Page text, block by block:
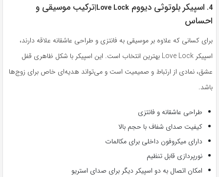
4. اسپیکر بلوتوثی دیووم Love Lock
|ترکیب موسیقی و
احساس
برای کسانی که علاوه بر موسیقی به فانتزی و طراحی عاشقانه علاقه دارند،
اسپیکر Love Lock بهترین انتخاب است. این اسپیکر با شکل ظاهری قفل
عشق، نمادی از ارتباط و صمیمیت است و می‌تواند هدیه‌ای خاص برای زوج‌ها
باشد.
طراحی عاشقانه و فانتزی
کیفیت صدای شفاف با حجم بالا
دارای میکروفون داخلی برای مکالمات
نورپردازی قابل تنظیم
امکان اتصال به دو اسپیکر دیگر برای صدای استریو